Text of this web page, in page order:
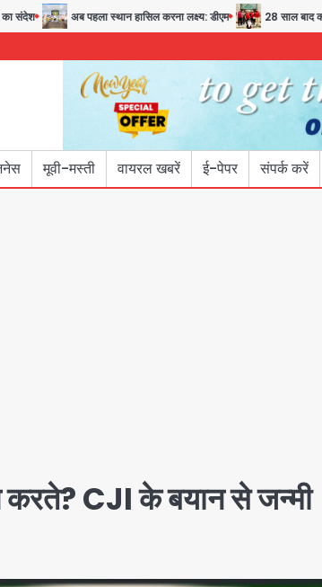
अब पहला स्थान हासिल करना लक्ष्य: डीएम 28 साल बाद कानून
मूवी-मस्ती वायरल खबरें ई-पेपर संपर्क करें
करते? CJI के बयान से जन्मी